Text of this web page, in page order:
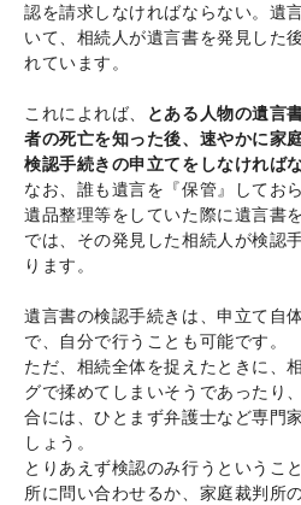
認を請求しなければならない。遺
いて、相続人が遺言書を発見した
れています。
これによれば、
とある人物の遺言
者の死亡を知った後、速やかに家
検認手続きの申立てをしなければ
なお、誰も遺言を『保管』してお
遺品整理等をしていた際に遺言書
では、その発見した相続人が検認
ります。
遺言書の検認手続きは、申立て自
で、自分で行うことも可能です。
ただ、相続全体を捉えたときに、
グで揉めてしまいそうであったり
合には、ひとまず弁護士など専門
しょう。
とりあえず検認のみ行うというこ
所に問い合わせるか、家庭裁判所